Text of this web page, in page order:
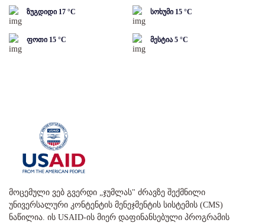
ზუგდიდი 17 °C სოხუმი 15 °C
ფოთი 15 °C მესტია 5 °C
მოცემული ვებ გვერდი „ჯუმლას" ძრავზე შექმნილი
უნივერსალური კონტენტის მენეჯმენტის სისტემის (CMS)
ნაწილია. ის USAID-ის მიერ დაფინანსებული პროგრამის